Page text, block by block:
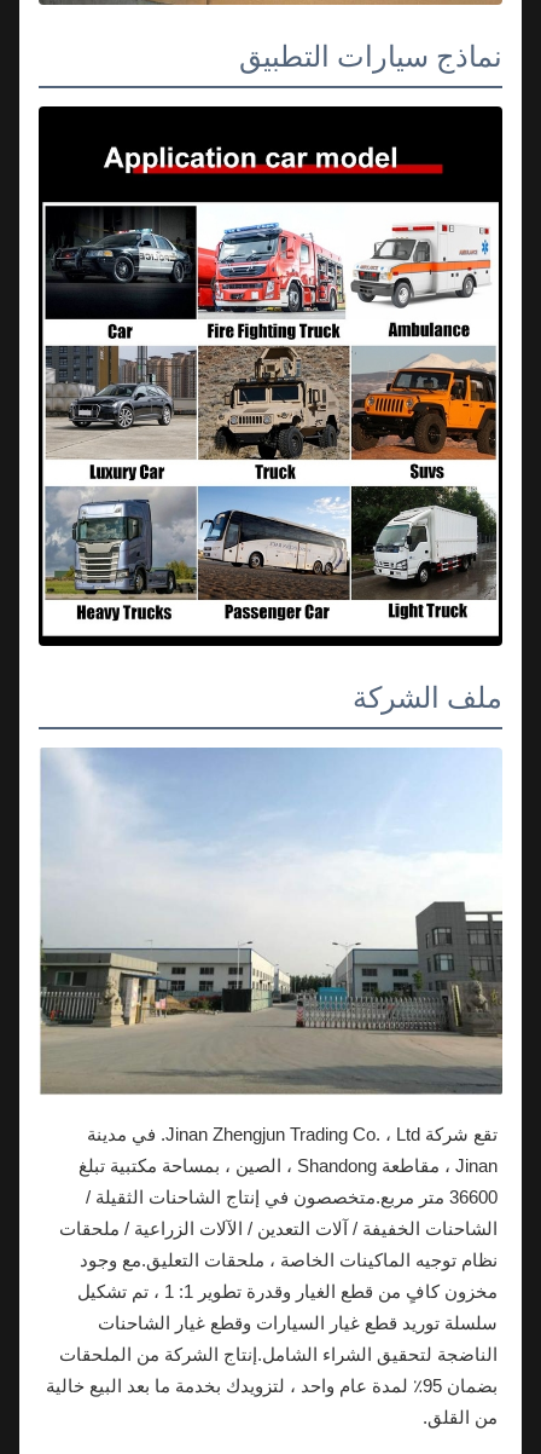
نماذج سيارات التطبيق
ملف الشركة
تقع شركة Jinan Zhengjun Trading Co. ، Ltd. في مدينة
Jinan ، مقاطعة Shandong ، الصين ، بمساحة مكتبية تبلغ
36600 متر مربع.متخصصون في إنتاج الشاحنات الثقيلة /
الشاحنات الخفيفة / آلات التعدين / الآلات الزراعية / ملحقات
نظام توجيه الماكينات الخاصة ، ملحقات التعليق.مع وجود
مخزون كافٍ من قطع الغيار وقدرة تطوير 1: 1 ، تم تشكيل
سلسلة توريد قطع غيار السيارات وقطع غيار الشاحنات
الناضجة لتحقيق الشراء الشامل.إنتاج الشركة من الملحقات
بضمان 95٪ لمدة عام واحد ، لتزويدك بخدمة ما بعد البيع خالية
من القلق.